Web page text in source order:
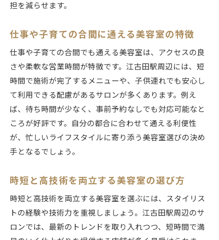
担を減らせます。
仕事や子育ての合間に通える美容室の特徴
仕事や子育ての合間でも通える美容室は、アクセスの良
さや柔軟な営業時間が特徴です。江古田駅周辺には、短
時間で施術が完了するメニューや、子供連れでも安心し
て利用できる配慮があるサロンが多くあります。例え
ば、待ち時間が少なく、事前予約なしでも対応可能なと
ころが好評です。自分の都合に合わせて通える利便性
が、忙しいライフスタイルに寄り添う美容室選びの決め
手となるでしょう。
時短と高技術を両立する美容室の選び方
時短と高技術を両立する美容室を選ぶには、スタイリス
トの経験や技術力を重視しましょう。江古田駅周辺のサ
ロンでは、最新のトレンドを取り入れつつ、短時間で満